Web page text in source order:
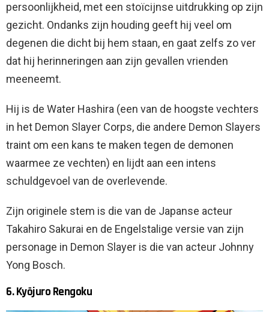
persoonlijkheid, met een stoïcijnse uitdrukking op zijn
gezicht. Ondanks zijn houding geeft hij veel om
degenen die dicht bij hem staan, en gaat zelfs zo ver
dat hij herinneringen aan zijn gevallen vrienden
meeneemt.
Hij is de Water Hashira (een van de hoogste vechters
in het Demon Slayer Corps, die andere Demon Slayers
traint om een ​​kans te maken tegen de demonen
waarmee ze vechten) en lijdt aan een intens
schuldgevoel van de overlevende.
Zijn originele stem is die van de Japanse acteur
Takahiro Sakurai en de Engelstalige versie van zijn
personage in Demon Slayer is die van acteur Johnny
Yong Bosch.
6. Kyōjuro Rengoku